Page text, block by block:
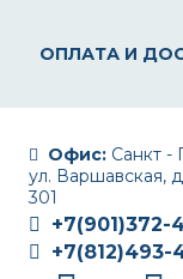
ОПЛАТА И
Офис: Санкт -
ул. Варшавская,
301
+7(901)372-
+7(812)493-